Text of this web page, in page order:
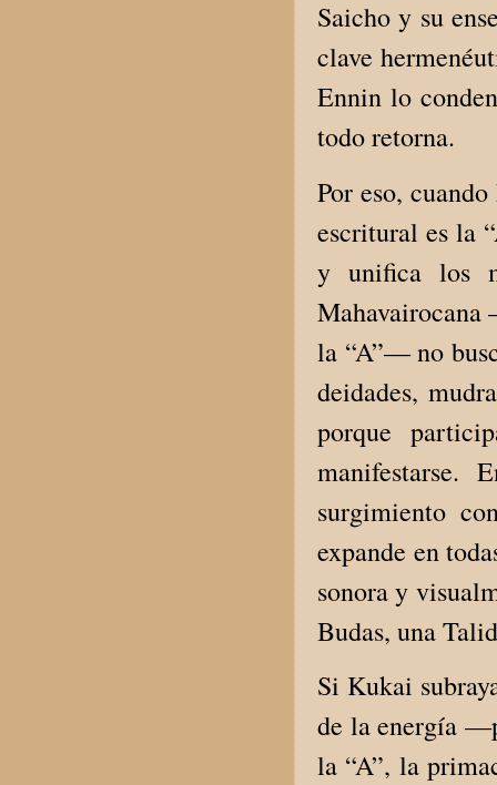
Saicho y su
clave
Ennin lo
todo retorna.
Por eso,
escritural es la
y unifica los
Mahavairocana
la “A”— no
deidades,
porque
manifestarse.
surgimiento
expande en
sonora y
Budas, una
Si Kukai
de la energía
la “A”, la